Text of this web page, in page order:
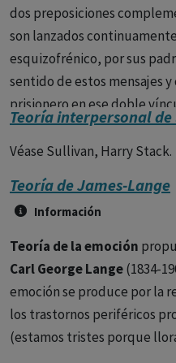
dos preposiciones
son lanzados
esquizofrénico, por sus
sentido de estos mensajes
prisionero en ese doble
puede ser de tres tipos: 1)
lógica para los demás pero
al azar, surge la forma
canales de entrada de las
catatónica.
Teoría interpersonal
Véase Sullivan, Harry Stack.
Teoría de James-Lange
Información
Teoría de la emoción
Carl George Lange(1834-
emoción se produce por la
los trastornos periféricos
(estamos tristes porque